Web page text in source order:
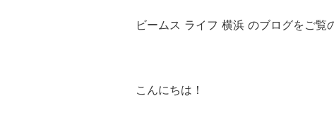
ビームス ライフ 横浜 のブログをご覧
こんにちは！